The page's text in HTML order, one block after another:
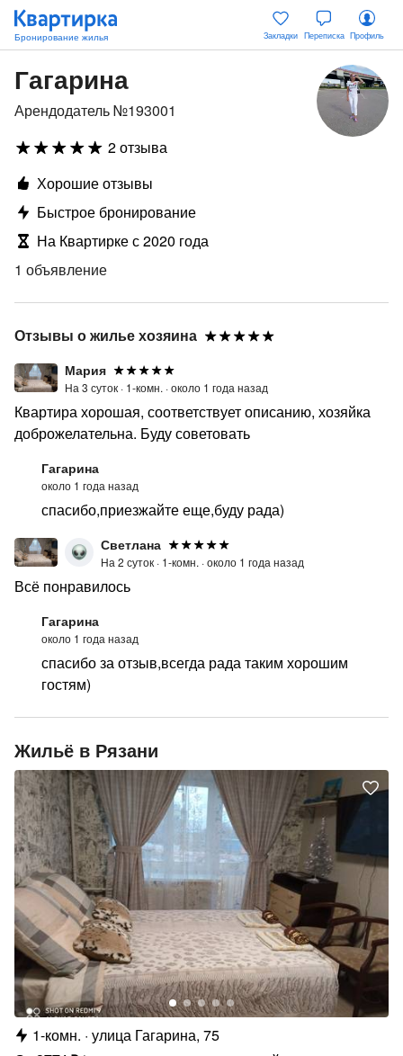
Закладки Переписка Профиль
Гагарина
Арендодатель №193001
2 отзыва
Хорошие отзывы
Быстрое бронирование
На Квартирке с 2020 года
1 объявление
Отзывы о жилье хозяина
Мария
На 3 суток · 1-комн. ·около 1 года назад
Квартира хорошая, соответствует описанию, хозяйка
доброжелательна. Буду советовать
Гагарина
около 1 года назад
спасибо,приезжайте еще,буду рада)
Светлана
На 2 суток · 1-комн. ·около 1 года назад
Всё понравилось
Гагарина
около 1 года назад
спасибо за отзыв,всегда рада таким хорошим
гостям)
Жильё в Рязани
1-комн. улица Гагарина, 75